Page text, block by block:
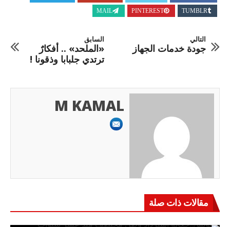
TUMBLR
PINTEREST
MAIL
السابق
«الملحد» .. أفكارٌ
ترتدي جلبابا وذقونا !
التالي
جودة خدمات الجهاز
M KAMAL
مقالات ذات صلة